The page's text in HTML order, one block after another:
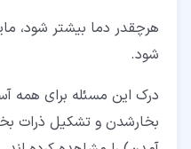
هرچقدر دما بیشتر شود،
شود.
درک این مسئله برای همه
بخارشدن و تشکیل ذرات